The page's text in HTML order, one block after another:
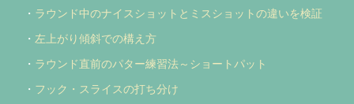
・ ラウンド中のナイスショットとミスショットの違いを検証
・ 左上がり傾斜での構え方
・ ラウンド直前のパター練習法～ショートパット
・ フック・スライスの打ち分け